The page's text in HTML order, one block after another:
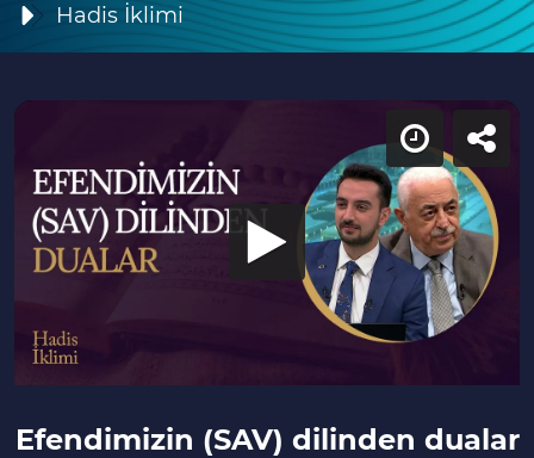
Hadis İklimi
Efendimizin (SAV) dilinden dualar